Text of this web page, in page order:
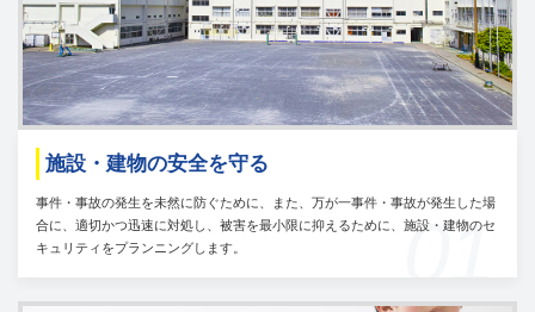
01
施設・建物の安全を守る
事件・事故の発生を未然に防ぐために、また、万が一事件・事故が発生した場
合に、適切かつ迅速に対処し、被害を最小限に抑えるために、施設・建物のセ
キュリティをプランニングします。